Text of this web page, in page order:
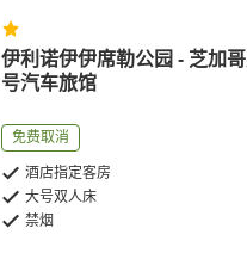
伊利诺伊伊席勒公园 - 芝加
号汽车旅馆
免费取消
酒店指定客房
大号双人床
禁烟